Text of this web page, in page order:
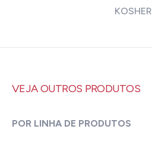
KOSHER
VEJA OUTROS PRODUTOS
POR LINHA DE PRODUTOS